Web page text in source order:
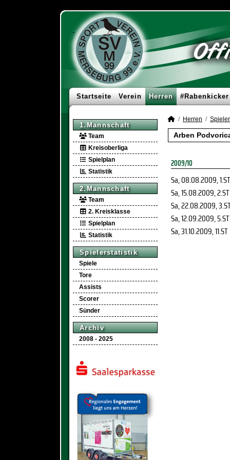
Startseite Verein Herren #Rabenkicker
1.Mannschaft
Team
Kreisoberliga
Spielplan
Statistik
2.Mannschaft
Team
2. Kreisklasse
Spielplan
Statistik
Spielerstatistik
Spiele
Tore
Assists
Scorer
Sünder
Archiv
2008 - 2025
Herren
Arben
2009/10
Sa, 08.08.2009, 1.ST
Sa, 15.08.2009, 2.ST
Sa, 22.08.2009,
Sa, 12.09.2009, 5.ST
Sa, 31.10.2009, 11.ST